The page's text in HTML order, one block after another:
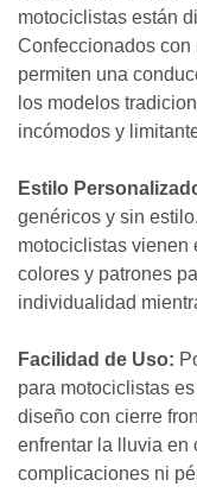
motociclistas están
Confeccionados
permiten una
los modelos
incómodos y
Estilo
genéricos y sin
motociclistas vienen
colores y patrones
individualidad
Facilidad de Uso:
para motociclistas
diseño con cierre
enfrentar la lluvia en
complicaciones ni